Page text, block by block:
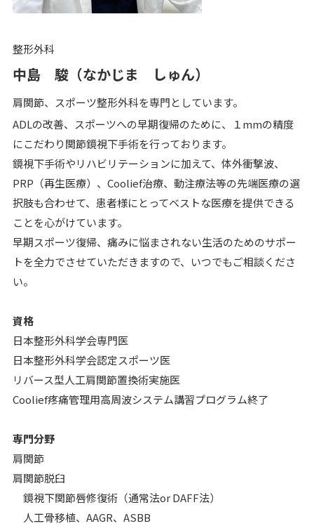
整形外科
中島 駿（なかじま しゅん）
肩関節、スポーツ整形外科を専門としています。
ADLの改善、スポーツへの早期復帰のために、１mmの精度
にこだわり関節鏡視下手術を行っております。
鏡視下手術やリハビリテーションに加えて、体外衝撃波、
PRP（再生医療）、Coolief治療、動注療法等の先端医療の選
択肢も合わせて、患者様にとってベストな医療を提供できる
ことを心がけています。
早期スポーツ復帰、痛みに悩まされない生活のためのサポー
トを全力でさせていただきますので、いつでもご相談くださ
い。
資格
日本整形外科学会専門医
日本整形外科学会認定スポーツ医
リバース型人工肩関節置換術実施医
Coolief疼痛管理用高周波システム講習プログラム終了
専門分野
肩関節
肩関節脱臼
鏡視下関節唇修復術（通常法or DAFF法）
人工骨移植、AAGR、ASBB